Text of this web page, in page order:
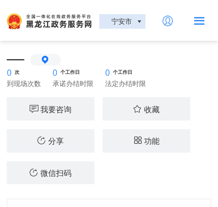
宁安市
——
0 次
到现场次数
0 个工作日
承诺办结时限
0 个工作日
法定办结时限
我要咨询 收藏
分享 功能
微信扫码